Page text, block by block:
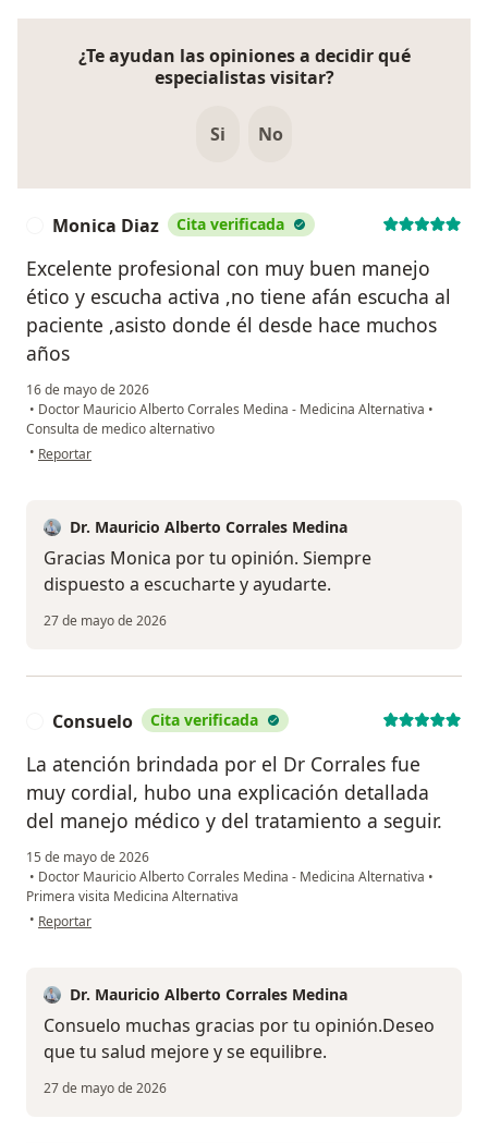
¿Te ayudan las opiniones a decidir qué
especialistas visitar?
Si No
Monica Diaz Cita verificada
Excelente profesional con muy buen manejo
ético y escucha activa ,no tiene afán escucha al
paciente ,asisto donde él desde hace muchos
años
16 de mayo de 2026
• Doctor Mauricio Alberto Corrales Medina - Medicina Alternativa •
Consulta de medico alternativo
• en opinión del usuario Monica Diaz
Reportar
Dr. Mauricio Alberto Corrales Medina
Gracias Monica por tu opinión. Siempre
dispuesto a escucharte y ayudarte.
27 de mayo de 2026
Consuelo Cita verificada
La atención brindada por el Dr Corrales fue
muy cordial, hubo una explicación detallada
del manejo médico y del tratamiento a seguir.
15 de mayo de 2026
• Doctor Mauricio Alberto Corrales Medina - Medicina Alternativa •
Primera visita Medicina Alternativa
• en opinión del usuario Consuelo
Reportar
Dr. Mauricio Alberto Corrales Medina
Consuelo muchas gracias por tu opinión.Deseo
que tu salud mejore y se equilibre.
27 de mayo de 2026